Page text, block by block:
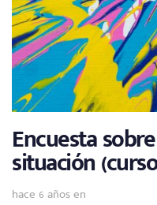
Encuesta
situación (curso
hace 6 añosen